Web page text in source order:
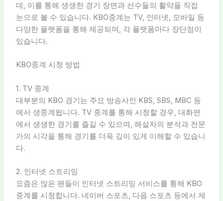
데, 이를 통해 생생한 경기 장면과 선수들의 활약을 직접
눈으로 볼 수 있습니다. KBO중계는 TV, 인터넷, 모바일 등
다양한 플랫폼을 통해 제공되며, 각 플랫폼마다 장단점이
있습니다.
KBO중계 시청 방법
1. TV 중계
대부분의 KBO 경기는 주요 방송사인 KBS, SBS, MBC 등
에서 생중계됩니다. TV 중계를 통해 시청할 경우, 대화면
에서 생생한 경기를 즐길 수 있으며, 해설자의 분석과 전문
가의 시각을 통해 경기를 더욱 깊이 있게 이해할 수 있습니
다.
2. 인터넷 스트리밍
요즘은 많은 팬들이 인터넷 스트리밍 서비스를 통해 KBO
중계를 시청합니다. 네이버 스포츠, 다음 스포츠 등에서 제